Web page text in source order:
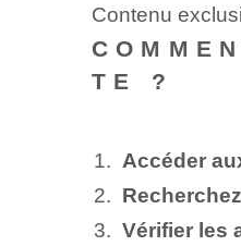
Contenu
TE ?
Accéder
Vérifier les